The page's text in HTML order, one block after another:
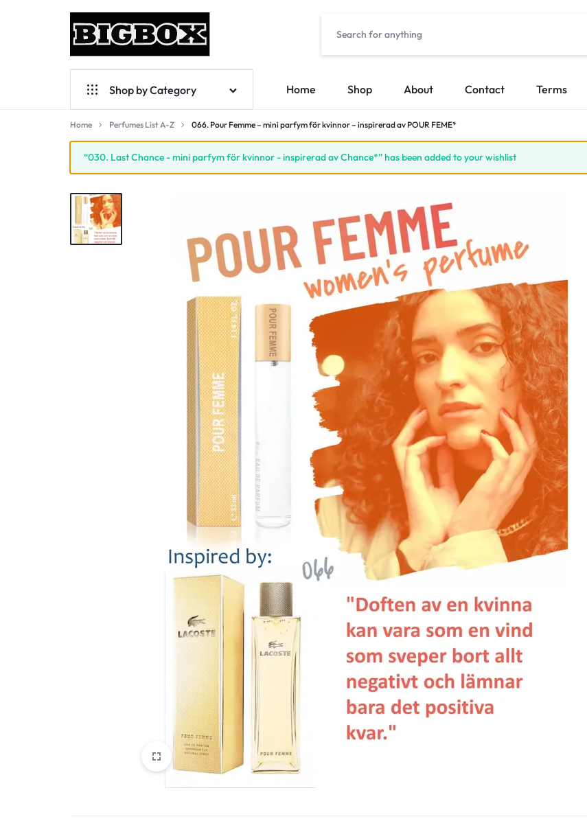
BIGBOX
PRISER
SOM
ÖVERRASKAR!
Shop by Category
Perfumes List A-Z
For Women
For Unisex
Home Shop About Contact Terms
Home Perfumes List A-Z 066. Pour Femme – mini parfym för kvinnor – inspirerad av POUR FEME*
“030. Last Chance - mini parfym för kvinnor - inspirerad av Chance*” has been added to your wishlist